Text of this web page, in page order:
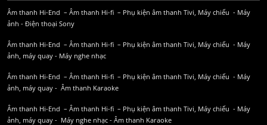
Âm thanh Hi-End – Âm thanh Hi-fi – Phụ kiện âm thanh Tivi, Máy chiếu - Máy
ảnh - Điện thoại Sony
Âm thanh Hi-End – Âm thanh Hi-fi – Phụ kiện âm thanh Tivi, Máy chiếu - Máy
ảnh, máy quay - Máy nghe nhạc
Âm thanh Hi-End – Âm thanh Hi-fi – Phụ kiện âm thanh Tivi, Máy chiếu - Máy
ảnh, máy quay - Âm thanh Karaoke
Âm thanh Hi-End – Âm thanh Hi-fi – Phụ kiện âm thanh Tivi, Máy chiếu - Máy
ảnh, máy quay - Máy nghe nhạc - Âm thanh Karaoke